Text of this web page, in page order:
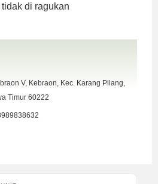
di ragukan
V, Kebraon, Kec. Karang Pilang,
Timur 60222